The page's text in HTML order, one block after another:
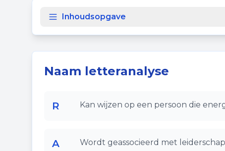
Inhoudsopgave
Naam letteranalyse
R Kan wijzen op een persoon die
A Wordt geassocieerd met